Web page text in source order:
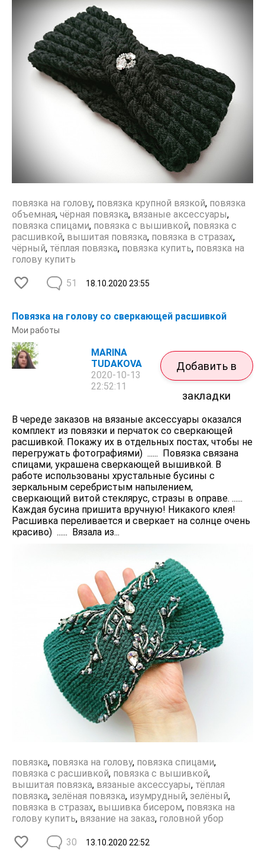
повязка на голову, повязка крупной вязкой, повязка
объемная, чёрная повязка, вязаные аксессуары,
повязка спицами, повязка с вышивкой, повязка с
расшивкой, вышитая повязка, повязка в стразах,
чёрный, тёплая повязка, повязка купить, повязка на
голову купить
18.10.2020 23:55
51
Повязка на голову со сверкающей расшивкой
Мои работы
MARINA
TUDAKOVA
2020-10-13
22:52:11
Добавить в
закладки
В череде заказов на вязаные аксессуары оказался
комплект из повязки и перчаток со сверкающей
расшивкой. Покажу их в отдельных постах, чтобы не
перегружать фотографиями) ...... Повязка связана
спицами, украшена сверкающей вышивкой. В
работе использованы хрустальные бусины с
зеркальным серебристым напылением,
сверкающий витой стеклярус, стразы в оправе. ......
Каждая бусина пришита вручную! Никакого клея!
Расшивка переливается и сверкает на солнце очень
красиво) ...... Вязала из...
повязка, повязка на голову, повязка спицами,
повязка с расшивкой, повязка с вышивкой,
вышитая повязка, вязаные аксессуары, тёплая
повязка, зелёная повязка, изумрудный, зелёный,
повязка в стразах, вышивка бисером, повязка на
голову купить, вязание на заказ, головной убор
13.10.2020 22:52
30